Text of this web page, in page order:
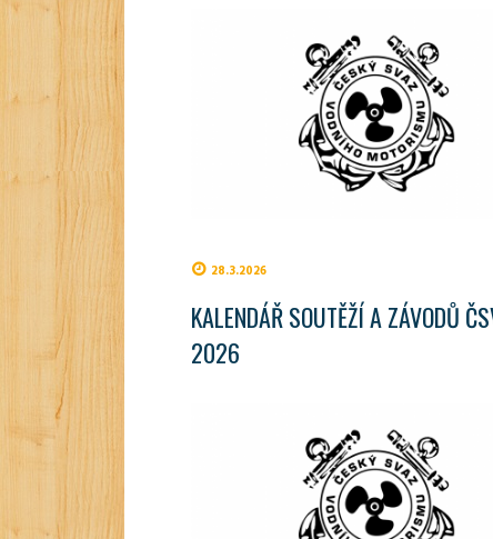
28.3.2026
KALENDÁŘ SOUTĚŽÍ A ZÁVODŮ
2026